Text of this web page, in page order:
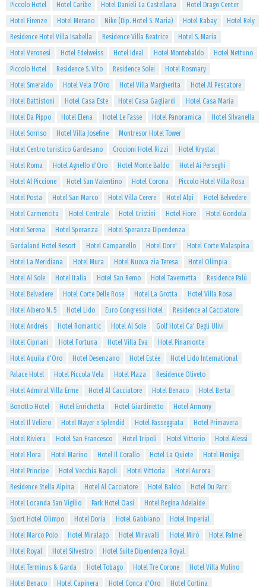
Piccolo Hotel
Hotel Caribe Hotel Danieli La Castellana
Hotel Drago Center
Hotel Firenze
Hotel Merano Nike (Dip. Hotel S. Maria) Hotel Rabay
Hotel Rely
Residence Hotel Villa Isabella
Residence Villa Beatrice
Hotel S. Maria
Hotel Veronesi
Hotel Edelweiss Hotel Ideal Hotel Montebaldo
Hotel Nettuno
Piccolo Hotel
Residence S. Vito Residence Solei
Hotel Rosmary
Hotel Smeraldo
Hotel Vela D'Oro Hotel Villa Margherita
Hotel Al Pescatore
Hotel Battistoni
Hotel Casa Este Hotel Casa Gagliardi
Hotel Casa Maria
Hotel Da Pippo
Hotel Elena Hotel Le Fasse Hotel Panoramica
Hotel Silvanella
Hotel Sorriso
Hotel Villa Josefine
Montresor Hotel Tower
Hotel Centro turistico Gardesano
Crocioni Hotel Rizzi
Hotel Krystal
Hotel Roma
Hotel Agnello d'Oro Hotel Monte Baldo
Hotel Ai Perseghi
Hotel Al Piccione
Hotel San Valentino Hotel Corona
Piccolo Hotel Villa Rosa
Hotel Posta
Hotel San Marco Hotel Villa Cerere Hotel Alpi
Hotel Belvedere
Hotel Carmencita
Hotel Centrale Hotel Cristini Hotel Fiore
Hotel Gondola
Hotel Serena
Hotel Speranza
Hotel Speranza Dipendenza
Gardaland Hotel Resort
Hotel Campanello Hotel Dore'
Hotel Corte Malaspina
Hotel La Meridiana
Hotel Mura Hotel Nuova zia Teresa
Hotel Olimpia
Hotel Al Sole
Hotel Italia Hotel San Remo Hotel Tavernetta
Residence Palù
Hotel Belvedere
Hotel Corte Delle Rose Hotel La Grotta
Hotel Villa Rosa
Hotel Albero N. 5
Hotel Lido Euro Congressi Hotel
Residence al Cacciatore
Hotel Andreis
Hotel Romantic Hotel Al Sole
Golf Hotel Ca' Degli Ulivi
Hotel Cipriani
Hotel Fortuna Hotel Villa Eva
Hotel Pinamonte
Hotel Aquila d'Oro
Hotel Desenzano Hotel Estée
Hotel Lido International
Palace Hotel
Hotel Piccola Vela Hotel Plaza
Residence Oliveto
Hotel Admiral Villa Erme
Hotel Al Cacciatore Hotel Benaco
Hotel Berta
Bonotto Hotel
Hotel Enrichetta Hotel Giardinetto
Hotel Armony
Hotel Il Veliero
Hotel Mayer e Splendid Hotel Passeggiata
Hotel Primavera
Hotel Riviera
Hotel San Francesco Hotel Tripoli Hotel Vittorio
Hotel Alessi
Hotel Flora
Hotel Marino Hotel Il Corallo Hotel La Quiete
Hotel Moniga
Hotel Principe
Hotel Vecchia Napoli Hotel Vittoria
Hotel Aurora
Residence Stella Alpina
Hotel Al Cacciatore Hotel Baldo
Hotel Du Parc
Hotel Locanda San Vigilio
Park Hotel Oasi
Hotel Regina Adelaide
Sport Hotel Olimpo
Hotel Doria Hotel Gabbiano
Hotel Imperial
Hotel Marco Polo
Hotel Miralago Hotel Miravalli Hotel Mirò
Hotel Palme
Hotel Royal
Hotel Silvestro
Hotel Suite Dipendenza Royal
Hotel Terminus & Garda
Hotel Tobago Hotel Tre Corone
Hotel Villa Mulino
Hotel Benaco
Hotel Capinera Hotel Conca d'Oro Hotel Cortina